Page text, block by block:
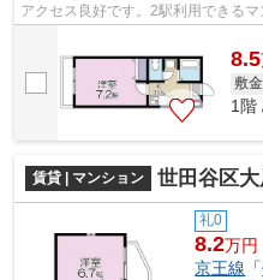
アクセス良好です。2駅利用できる
防犯対策もバッチリなマンションタ
8.5
敷金
1階
賃貸 | マンション 世田谷区
礼0
8.2万円
京王線 「